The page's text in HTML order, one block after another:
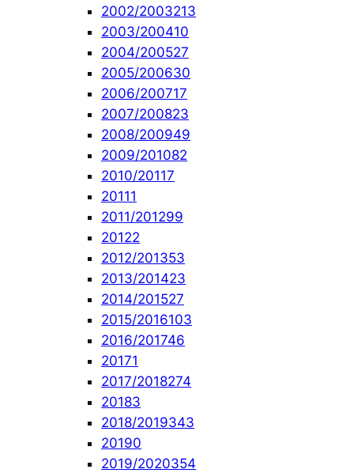
2002/2003213
2003/200410
2004/200527
2005/200630
2006/200717
2007/200823
2008/200949
2009/201082
2010/20117
20111
2011/201299
20122
2012/201353
2013/201423
2014/201527
2015/2016103
2016/201746
20171
2017/2018274
20183
2018/2019343
20190
2019/2020354